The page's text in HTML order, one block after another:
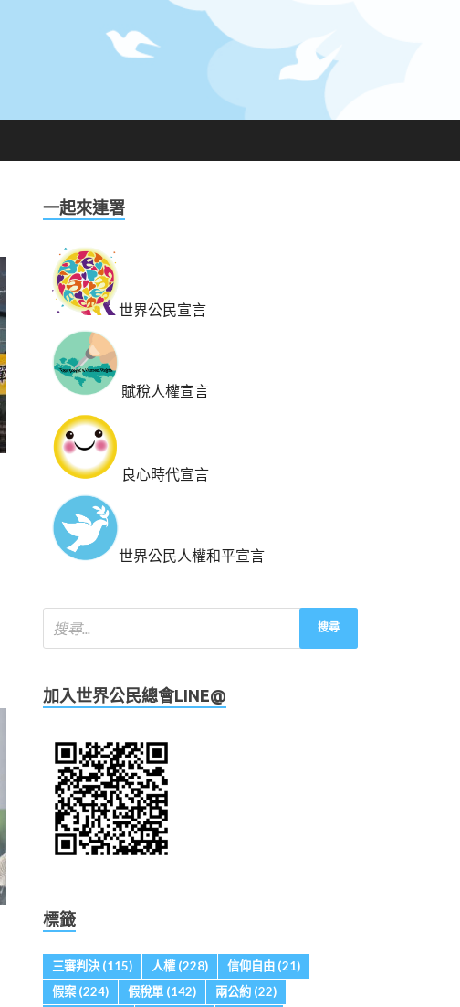
一起來連署
世界公民宣言
賦稅人權宣言
良心時代宣言
世界公民人權和平宣言
加入世界公民總會LINE@
標籤
三審判決(115) 人權(228) 信仰自由 (21)
假案(224) 假稅單 (142) 兩公約 (22)